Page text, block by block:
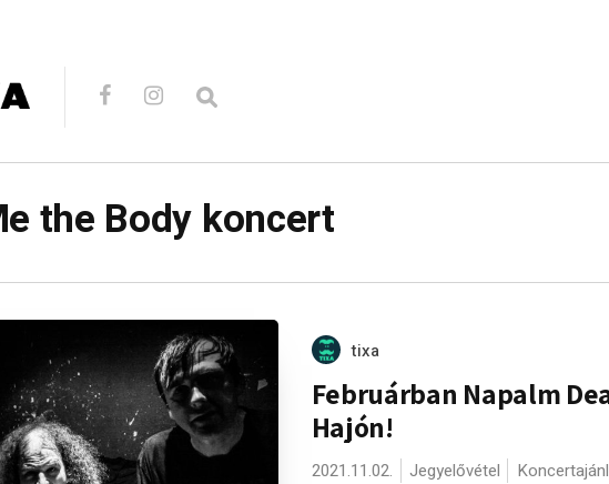
the Body koncert
tixa
Februárban Napalm
Hajón!
2021.11.02. Jegyelővétel